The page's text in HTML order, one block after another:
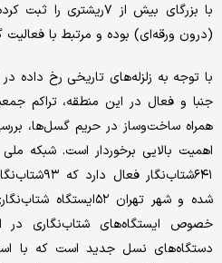
با بزرگای بیش از
(درون ورقه‌ای) بوده و مرتبط با
جنبا و فعال در این منطقه، تراکم
همراه ساخت‌وساز در حریم گسل‌ها،
اهمیت بالایی برخوردار است. شبکه
شده و شهر تهران
خصوص ایستگاه‌های شتاب‌نگاری در
دستگاه‌های نسل جدید است که با